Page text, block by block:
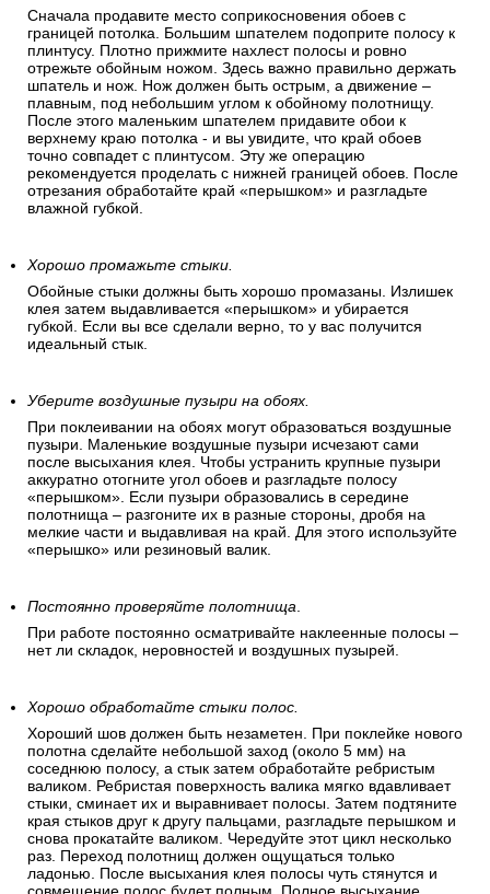
Сначала продавите место соприкосновения обоев с
границей потолка. Большим шпателем подоприте полосу к
плинтусу. Плотно прижмите нахлест полосы и ровно
отрежьте обойным ножом. Здесь важно правильно держать
шпатель и нож. Нож должен быть острым, а движение –
плавным, под небольшим углом к обойному полотнищу.
После этого маленьким шпателем придавите обои к
верхнему краю потолка - и вы увидите, что край обоев
точно совпадет с плинтусом. Эту же операцию
рекомендуется проделать с нижней границей обоев. После
отрезания обработайте край «перышком» и разгладьте
влажной губкой.
Хорошо промажьте стыки.
Обойные стыки должны быть хорошо промазаны. Излишек
клея затем выдавливается «перышком» и убирается
губкой. Если вы все сделали верно, то у вас получится
идеальный стык.
Уберите воздушные пузыри на обоях.
При поклеивании на обоях могут образоваться воздушные
пузыри. Маленькие воздушные пузыри исчезают сами
после высыхания клея. Чтобы устранить крупные пузыри
аккуратно отогните угол обоев и разгладьте полосу
«перышком». Если пузыри образовались в середине
полотнища – разгоните их в разные стороны, дробя на
мелкие части и выдавливая на край. Для этого используйте
«перышко» или резиновый валик.
Постоянно проверяйте полотнища.
При работе постоянно осматривайте наклеенные полосы –
нет ли складок, неровностей и воздушных пузырей.
Хорошо обработайте стыки полос.
Хороший шов должен быть незаметен. При поклейке нового
полотна сделайте небольшой заход (около 5 мм) на
соседнюю полосу, а стык затем обработайте ребристым
валиком. Ребристая поверхность валика мягко вдавливает
стыки, сминает их и выравнивает полосы. Затем подтяните
края стыков друг к другу пальцами, разгладьте перышком и
снова прокатайте валиком. Чередуйте этот цикл несколько
раз. Переход полотнищ должен ощущаться только
ладонью. После высыхания клея полосы чуть стянутся и